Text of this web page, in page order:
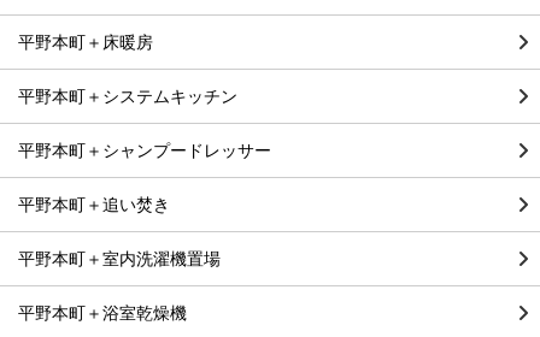
平野本町＋床暖房
平野本町＋システムキッチン
平野本町＋シャンプードレッサー
平野本町＋追い焚き
平野本町＋室内洗濯機置場
平野本町＋浴室乾燥機